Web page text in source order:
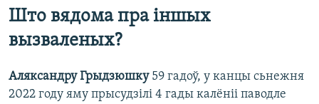
Што вядома пра іншых
вызваленых?
Аляксандру Грыдзюшку 59 гадоў, у канцы сьнежня
2022 году яму прысудзілі 4 гады калёніі паводле